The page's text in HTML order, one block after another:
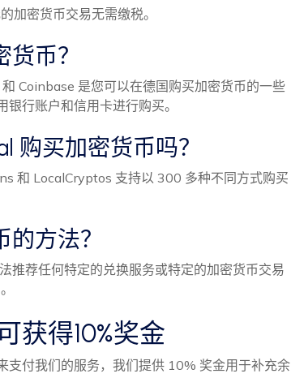
加密货币交易无需缴税。
币？
Coinbase 是您可以在德国购买加密货币的一些
行账户和信用卡进行购买。
购买加密货币吗？
和 LocalCryptos 支持以 300 多种不同方式购买
方法？
推荐任何特定的兑换服务或特定的加密货币交易
获得10%奖金
支付我们的服务，我们提供 10% 奖金用于补充余